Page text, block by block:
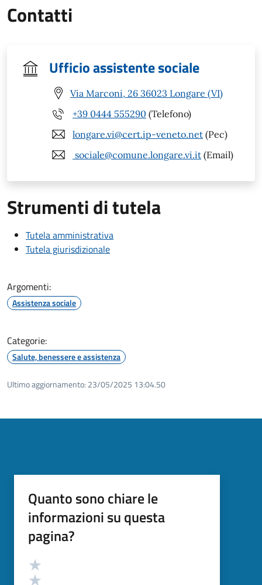
Contatti
Ufficio assistente sociale
Via Marconi, 26 36023 Longare (VI)
+39 0444 555290 (Telefono)
longare.vi@cert.ip-veneto.net (Pec)
sociale@comune.longare.vi.it (Email)
Strumenti di tutela
Tutela amministrativa
Tutela giurisdizionale
Argomenti:
Assistenza sociale
Categorie:
Salute, benessere e assistenza
Ultimo aggiornamento: 23/05/2025 13:04.50
Quanto sono chiare le
informazioni su questa
pagina?
Valutazione